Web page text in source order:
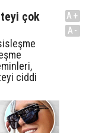
çok
ciddi
A+
A-